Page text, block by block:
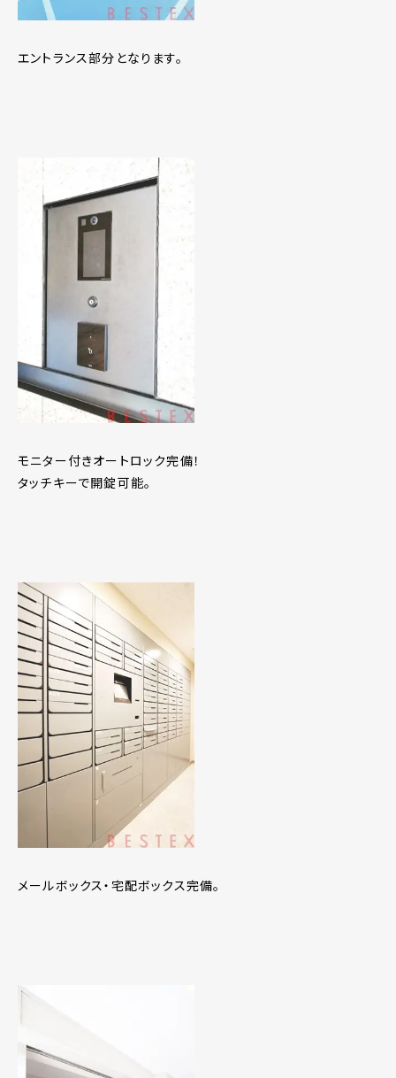
エントランス部分となります。
モニター付きオートロック完備！
タッチキーで開錠可能。
メールボックス・宅配ボックス完備。